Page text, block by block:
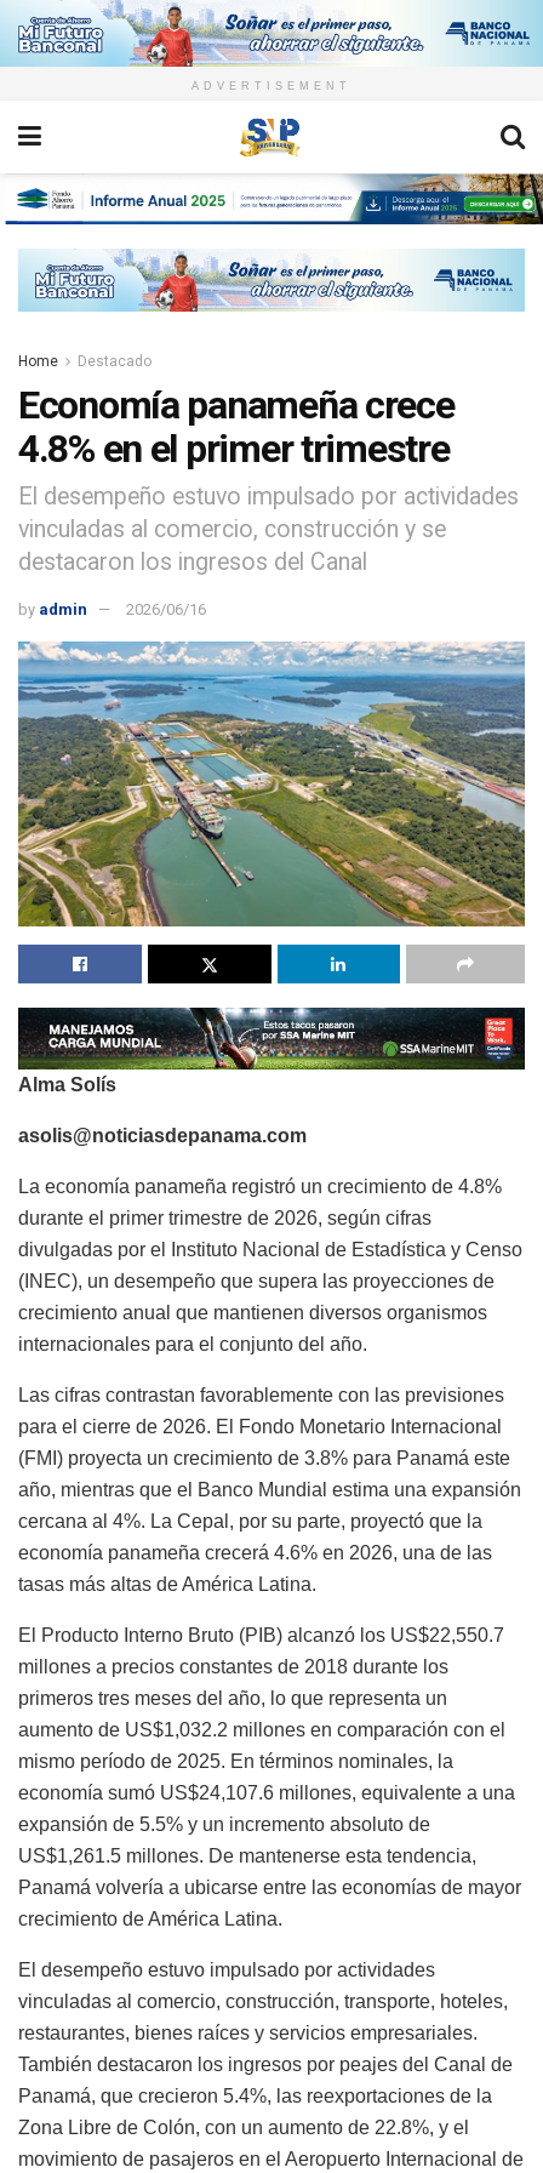
ADVERTISEMENT
Home Destacado
Economía panameña crece
4.8% en el primer trimestre
El desempeño estuvo impulsado por actividades
vinculadas al comercio, construcción y se
destacaron los ingresos del Canal
by admin 2026/06/16
Alma Solís
asolis@noticiasdepanama.com
La economía panameña registró un crecimiento de 4.8%
durante el primer trimestre de 2026, según cifras
divulgadas por el Instituto Nacional de Estadística y Censo
(INEC), un desempeño que supera las proyecciones de
crecimiento anual que mantienen diversos organismos
internacionales para el conjunto del año.
Las cifras contrastan favorablemente con las previsiones
para el cierre de 2026. El Fondo Monetario Internacional
(FMI) proyecta un crecimiento de 3.8% para Panamá este
año, mientras que el Banco Mundial estima una expansión
cercana al 4%. La Cepal, por su parte, proyectó que la
economía panameña crecerá 4.6% en 2026, una de las
tasas más altas de América Latina.
El Producto Interno Bruto (PIB) alcanzó los US$22,550.7
millones a precios constantes de 2018 durante los
primeros tres meses del año, lo que representa un
aumento de US$1,032.2 millones en comparación con el
mismo período de 2025. En términos nominales, la
economía sumó US$24,107.6 millones, equivalente a una
expansión de 5.5% y un incremento absoluto de
US$1,261.5 millones. De mantenerse esta tendencia,
Panamá volvería a ubicarse entre las economías de mayor
crecimiento de América Latina.
El desempeño estuvo impulsado por actividades
vinculadas al comercio, construcción, transporte, hoteles,
restaurantes, bienes raíces y servicios empresariales.
También destacaron los ingresos por peajes del Canal de
Panamá, que crecieron 5.4%, las reexportaciones de la
Zona Libre de Colón, con un aumento de 22.8%, y el
movimiento de pasajeros en el Aeropuerto Internacional de